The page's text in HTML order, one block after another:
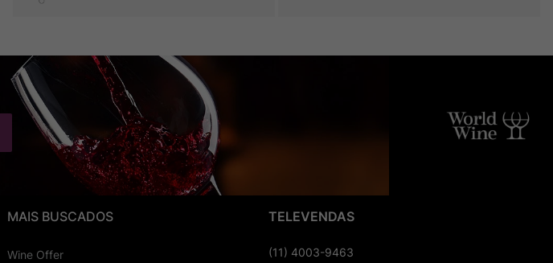
MAIS BUSCADOS
Wine Offer
TELEVENDAS
(11) 4003-9463